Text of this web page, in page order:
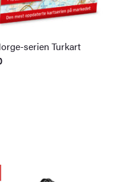
serien Turkart